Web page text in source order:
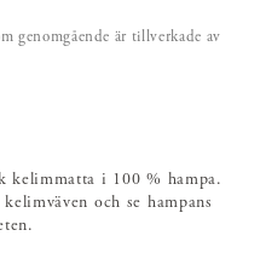
genomgående är tillverkade av
kelimmatta i 100 % hampa.
och se hampans